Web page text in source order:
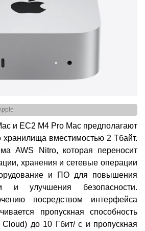
и EC2 M4 Pro Mac предполагают
хранилища вместимостью 2 Тбайт.
AWS Nitro, которая переносит
хранения и сетевые операции
и ПО для повышения
и улучшения безопасности.
посредством интерфейса
пропускная способность
до 10 Гбит/ с и пропускная